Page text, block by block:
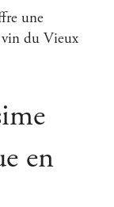
une
du Vieux
en